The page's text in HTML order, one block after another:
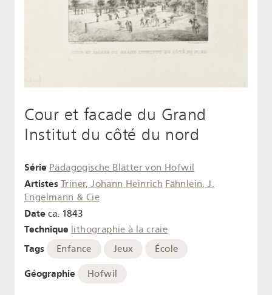
Cour et facade du Grand
Institut du côté du nord
Série Pädagogische Blätter von Hofwil
Artistes Triner, Johann Heinrich Fähnlein, J.
Engelmann & Cie
Date ca. 1843
Technique lithographie à la craie
Tags Enfance Jeux École
Géographie Hofwil